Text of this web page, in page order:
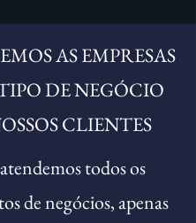
AS EMPRESAS
DE NEGÓCIO
CLIENTES
todos os
de negócios, apenas